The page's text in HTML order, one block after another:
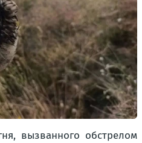
вызванного обстрелом